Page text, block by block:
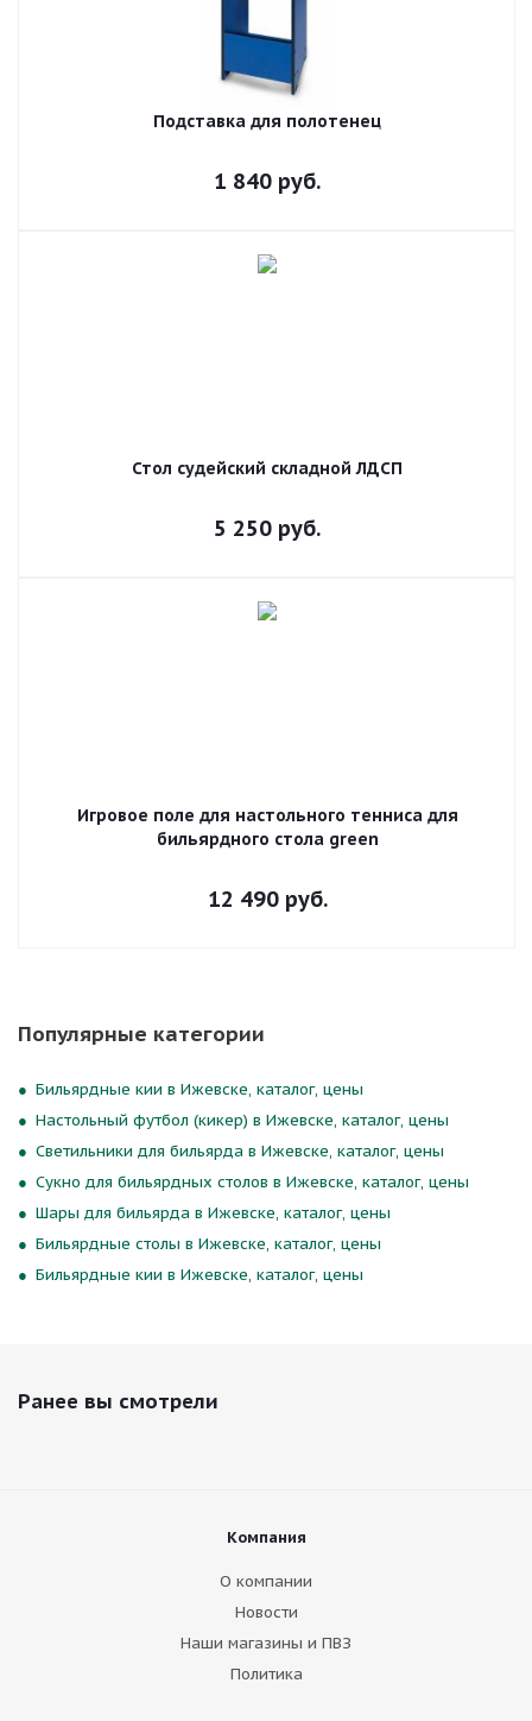
Подставка для полотенец
1 840 руб.
Стол судейский складной ЛДСП
5 250 руб.
Игровое поле для настольного тенниса для
бильярдного стола green
12 490руб.
Популярные категории
Бильярдные кии в Ижевске, каталог, цены
Настольный футбол (кикер) в Ижевске, каталог, цены
Светильники для бильярда в Ижевске, каталог, цены
Сукно для бильярдных столов в Ижевске, каталог, цены
Шары для бильярда в Ижевске, каталог, цены
Бильярдные столы в Ижевске, каталог, цены
Бильярдные кии в Ижевске, каталог, цены
Ранее вы смотрели
Компания
О компании
Новости
Наши магазины и ПВЗ
Политика